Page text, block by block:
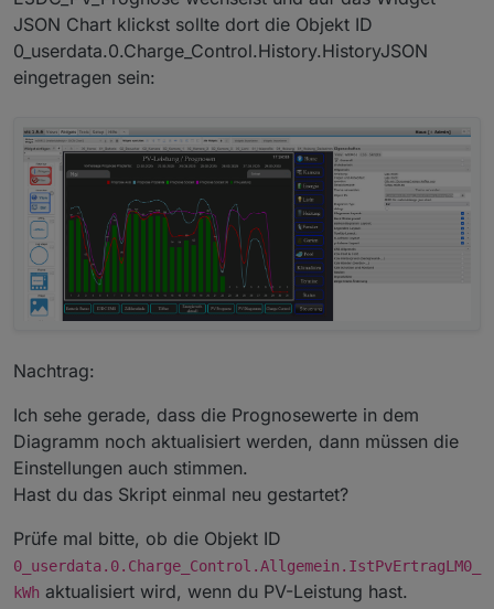
Was meinst du mit Einstellungen?
JSON Chart klickst sollte dort die Objekt ID
0_userdata.0.Charge_Control.History.HistoryJSON
eingetragen sein:
Nachtrag:
Ich sehe gerade, dass die Prognosewerte in dem
Diagramm noch aktualisiert werden, dann müssen die
Einstellungen auch stimmen.
Hast du das Skript einmal neu gestartet?
Prüfe mal bitte, ob die Objekt ID
0_userdata.0.Charge_Control.Allgemein.IstPvErtragLM0_
kWh aktualisiert wird, wenn du PV-Leistung hast.